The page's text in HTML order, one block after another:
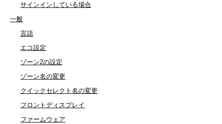
サインインしている場合
一般
言語
エコ設定
ゾーン2の設定
ゾーン名の変更
クイックセレクト名の変更
フロントディスプレイ
ファームウェア